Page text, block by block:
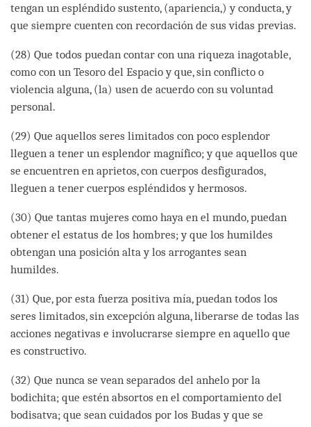
tengan un espléndido sustento, (apariencia,) y conducta, y
que siempre cuenten con recordación de sus vidas previas.
(28) Que todos puedan contar con una riqueza inagotable,
como con un Tesoro del Espacio y que, sin conflicto o
violencia alguna, (la) usen de acuerdo con su voluntad
personal.
(29) Que aquellos seres limitados con poco esplendor
lleguen a tener un esplendor magnífico; y que aquellos que
se encuentren en aprietos, con cuerpos desfigurados,
lleguen a tener cuerpos espléndidos y hermosos.
(30) Que tantas mujeres como haya en el mundo, puedan
obtener el estatus de los hombres; y que los humildes
obtengan una posición alta y los arrogantes sean
humildes.
(31) Que, por esta fuerza positiva mía, puedan todos los
seres limitados, sin excepción alguna, liberarse de todas las
acciones negativas e involucrarse siempre en aquello que
es constructivo.
(32) Que nunca se vean separados del anhelo por la
bodichita; que estén absortos en el comportamiento del
bodisatva; que sean cuidados por los Budas y que se